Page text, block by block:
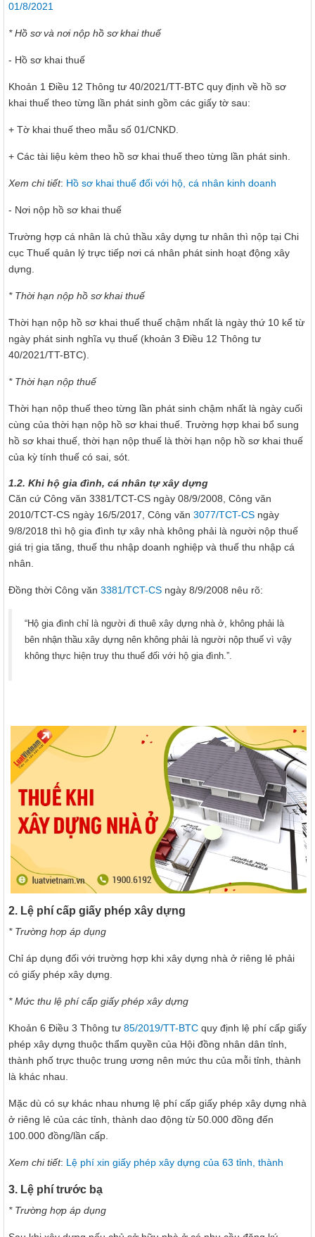
01/8/2021
* Hồ sơ và nơi nộp hồ sơ khai thuế
- Hồ sơ khai thuế
Khoản 1 Điều 12 Thông tư 40/2021/TT-BTC quy định về hồ sơ
khai thuế theo từng lần phát sinh gồm các giấy tờ sau:
+ Tờ khai thuế theo mẫu số 01/CNKD.
+ Các tài liệu kèm theo hồ sơ khai thuế theo từng lần phát sinh.
Xem chi tiết: Hồ sơ khai thuế đối với hộ, cá nhân kinh doanh
- Nơi nộp hồ sơ khai thuế
Trường hợp cá nhân là chủ thầu xây dựng tư nhân thì nộp tại Chi
cục Thuế quản lý trực tiếp nơi cá nhân phát sinh hoạt động xây
dựng.
* Thời hạn nộp hồ sơ khai thuế
Thời hạn nộp hồ sơ khai thuế thuế chậm nhất là ngày thứ 10 kể từ
ngày phát sinh nghĩa vụ thuế (khoản 3 Điều 12 Thông tư
40/2021/TT-BTC).
* Thời hạn nộp thuế
Thời hạn nộp thuế theo từng lần phát sinh chậm nhất là ngày cuối
cùng của thời hạn nộp hồ sơ khai thuế. Trường hợp khai bổ sung
hồ sơ khai thuế, thời hạn nộp thuế là thời hạn nộp hồ sơ khai thuế
của kỳ tính thuế có sai, sót.
1.2. Khi hộ gia đình, cá nhân tự xây dựng
Căn cứ Công văn 3381/TCT-CS ngày 08/9/2008, Công văn
2010/TCT-CS ngày 16/5/2017, Công văn 3077/TCT-CS ngày
9/8/2018 thì hộ gia đình tự xây nhà không phải là người nộp thuế
giá trị gia tăng, thuế thu nhập doanh nghiệp và thuế thu nhập cá
nhân.
Đồng thời Công văn 3381/TCT-CS ngày 8/9/2008 nêu rõ:
“Hộ gia đình chỉ là người đi thuê xây dựng nhà ở, không phải là
bên nhận thầu xây dựng nên không phải là người nộp thuế vì vậy
không thực hiện truy thu thuế đối với hộ gia đình.”.
2. Lệ phí cấp giấy phép xây dựng
* Trường hợp áp dụng
Chỉ áp dụng đối với trường hợp khi xây dựng nhà ở riêng lẻ phải
có giấy phép xây dựng.
* Mức thu lệ phí cấp giấy phép xây dựng
Khoản 6 Điều 3 Thông tư 85/2019/TT-BTC quy định lệ phí cấp giấy
phép xây dựng thuộc thẩm quyền của Hội đồng nhân dân tỉnh,
thành phố trực thuộc trung ương nên mức thu của mỗi tỉnh, thành
là khác nhau.
Mặc dù có sự khác nhau nhưng lệ phí cấp giấy phép xây dựng nhà
ở riêng lẻ của các tỉnh, thành dao động từ 50.000 đồng đến
100.000 đồng/lần cấp.
Xem chi tiết: Lệ phí xin giấy phép xây dựng của 63 tỉnh, thành
3. Lệ phí trước bạ
* Trường hợp áp dụng